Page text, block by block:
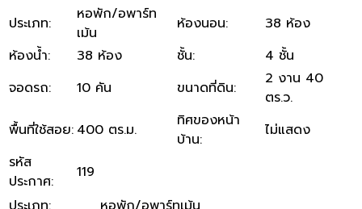
ประเภท:
หอพัก/อพาร์ท
เม้น
ห้องนอน:
38 ห้อง
ห้องน้ำ: 38 ห้อง ชั้น:
4 ชั้น
จอดรถ: 10 คัน ขนาดที่ดิน:
2 งาน 40
ตร.ว.
พื้นที่ใช้สอย: 400 ตร.ม.
ทิศของหน้า
บ้าน:
ไม่แสดง
รหัส
ประกาศ:
119